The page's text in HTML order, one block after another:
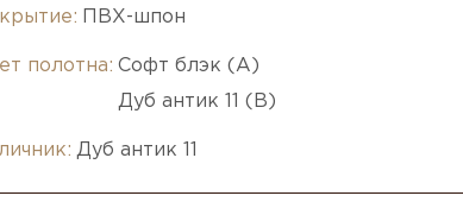
ПВХ-шпон
полотна: Софт блэк (A)
Дуб антик 11 (B)
Дуб антик 11